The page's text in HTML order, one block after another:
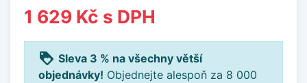
1 629 Kč s DPH
loyalty Sleva 3 % na všechny větší
objednávky! Objednejte alespoň za 8 000